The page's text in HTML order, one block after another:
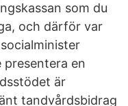
som du
och därför var
presentera en
är
tandvårdsbidrag